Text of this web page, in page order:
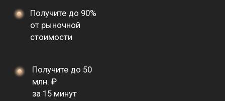
Нажимая на кнопку, вы соглашаетесь
с политикой конфиденциальности
ОЦЕНИТЬ ОНЛАЙН